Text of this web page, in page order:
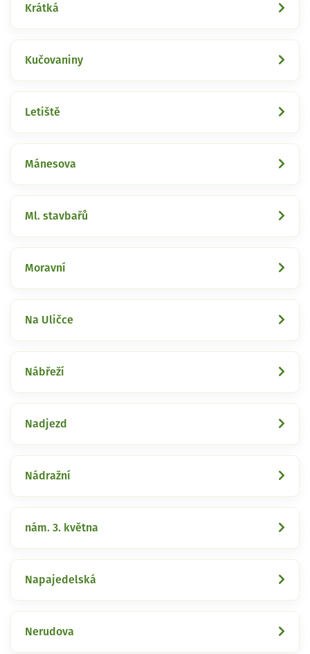
Krátká
Kučovaniny
Letiště
Mánesova
Ml. stavbařů
Moravní
Na Uličce
Nábřeží
Nadjezd
Nádražní
nám. 3. května
Napajedelská
Nerudova